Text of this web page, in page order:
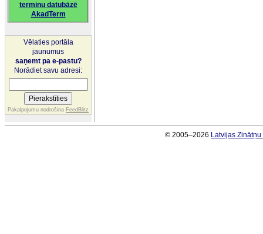
terminu datubāzē
AkadTerm
Vēlaties portāla
jaunumus
saņemt pa e-pastu?
Norādiet savu adresi:
Pakalpojumu nodrošina FeedBlitz
© 2005–2026 Latvijas